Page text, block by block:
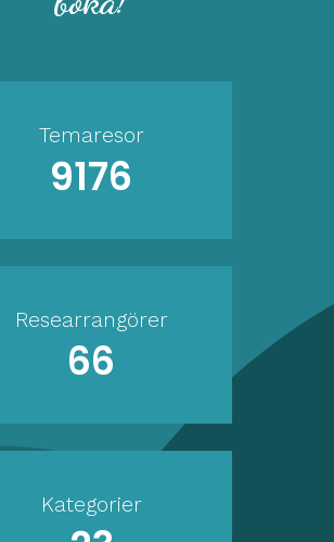
Temaresor
9176
Researrangörer
66
Kategorier